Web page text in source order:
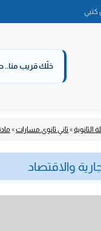
كتبي
خلّك قريب منا..
الثانوية»ثاني ثانوي مسارات»
والاقتصاد